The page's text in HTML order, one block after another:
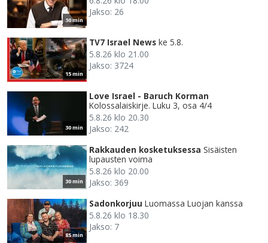
30 min
Jakso: 26
15 min
TV7 Israel News ke 5.8.
5.8.26 klo 21.00
Jakso: 3724
30 min
Love Israel - Baruch Korman
Kolossalaiskirje. Luku 3, osa 4/4
5.8.26 klo 20.30
Jakso: 242
30 min
Rakkauden kosketuksessa Sisäisten
lupausten voima
5.8.26 klo 20.00
Jakso: 369
85 min
Sadonkorjuu Luomassa Luojan kanssa
5.8.26 klo 18.30
Jakso: 7